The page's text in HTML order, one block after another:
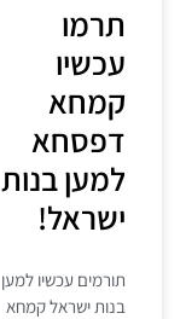
תרמו
עכשיו
קמחא
דפסחא
למען בנות
ישראל!
תורמים עכשיו למען
בנות ישראל קמחא